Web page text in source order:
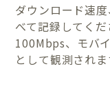
ダウンロード速
べて記録してく
100Mbps、モバ
として観測されま